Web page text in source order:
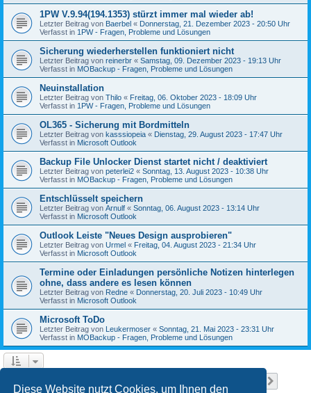
Diese Website nutzt Cookies, um Ihnen den
1PW V.9.94(194.1353) stürzt immer mal wieder ab!
Letzter Beitrag von Baerbel « Donnerstag, 21. Dezember 2023 - 20:50 Uhr
Verfasst in 1PW - Fragen, Probleme und Lösungen
Sicherung wiederherstellen funktioniert nicht
Letzter Beitrag von reinerbr « Samstag, 09. Dezember 2023 - 19:13 Uhr
Verfasst in MOBackup - Fragen, Probleme und Lösungen
Neuinstallation
Letzter Beitrag von Thilo « Freitag, 06. Oktober 2023 - 18:09 Uhr
Verfasst in 1PW - Fragen, Probleme und Lösungen
OL365 - Sicherung mit Bordmitteln
Letzter Beitrag von kasssiopeia « Dienstag, 29. August 2023 - 17:47 Uhr
Verfasst in Microsoft Outlook
Backup File Unlocker Dienst startet nicht / deaktiviert
Letzter Beitrag von peterlei2 « Sonntag, 13. August 2023 - 10:38 Uhr
Verfasst in MOBackup - Fragen, Probleme und Lösungen
Entschlüsselt speichern
Letzter Beitrag von Arnulf « Sonntag, 06. August 2023 - 13:14 Uhr
Verfasst in Microsoft Outlook
Outlook Leiste "Neues Design ausprobieren"
Letzter Beitrag von Urmel « Freitag, 04. August 2023 - 21:34 Uhr
Verfasst in Microsoft Outlook
Termine oder Einladungen persönliche Notizen hinterlegen
ohne, dass andere es lesen können
Letzter Beitrag von Redne « Donnerstag, 20. Juli 2023 - 10:49 Uhr
Verfasst in Microsoft Outlook
Microsoft ToDo
Letzter Beitrag von Leukermoser « Sonntag, 21. Mai 2023 - 23:31 Uhr
Verfasst in MOBackup - Fragen, Probleme und Lösungen